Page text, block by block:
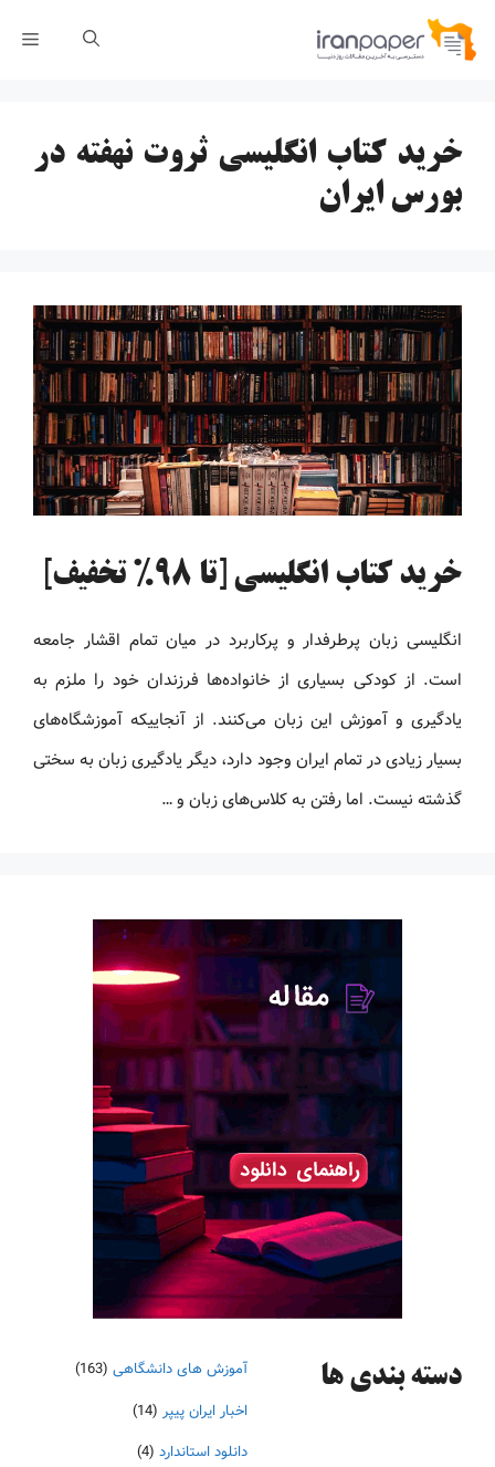
پرش
خرید کتاب انگلیسی ثروت نهفته در
بورس ایران
خرید کتاب انگلیسی [تا 98% تخفیف]
انگلیسی زبان پرطرفدار و پرکاربرد در میان تمام اقشار جامعه
است. از کودکی بسیاری از خانواده‌ها فرزندان خود را ملزم به
یادگیری و آموزش این زبان می‌کنند. از آنجاییکه آموزشگاه‌های
بسیار زیادی در تمام ایران وجود دارد، دیگر یادگیری زبان به سختی
گذشته نیست. اما رفتن به کلاس‌های زبان و …
دسته‌ بندی ها آموزش های دانشگاهی (163)
اخبار ایران پیپر (14)
دانلود استاندارد (4)